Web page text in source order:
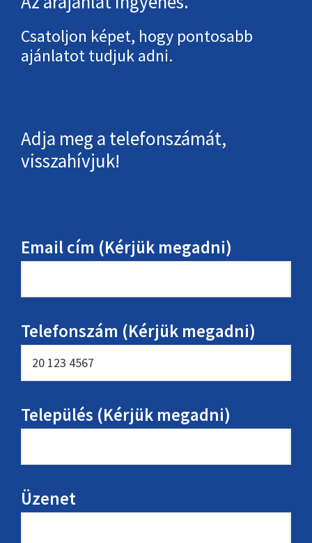
Csatoljon képet, hogy pontosabb
ajánlatot tudjuk adni.
Adja meg a telefonszámát,
visszahívjuk!
Email cím (Kérjük megadni)
Telefonszám (Kérjük megadni)
Település (Kérjük megadni)
Üzenet